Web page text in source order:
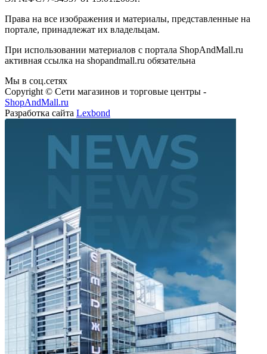
Права на все изображения и материалы, представленные на
портале, принадлежат их владельцам.
При использовании материалов с портала ShopAndMall.ru
активная ссылка на shopandmall.ru обязательна
Мы в соц.сетях
Copyright © Сети магазинов и торговые центры -
ShopAndMall.ru
Разработка сайта Lexbond